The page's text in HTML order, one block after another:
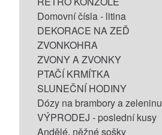
Domovní čísla - litina
DEKORACE NA ZEĎ
ZVONKOHRA
ZVONY A ZVONKY
PTAČÍ KRMÍTKA
SLUNEČNÍ HODINY
Dózy na brambory a zeleninu
VÝPRODEJ - poslední kusy
Andělé, něžné sošky